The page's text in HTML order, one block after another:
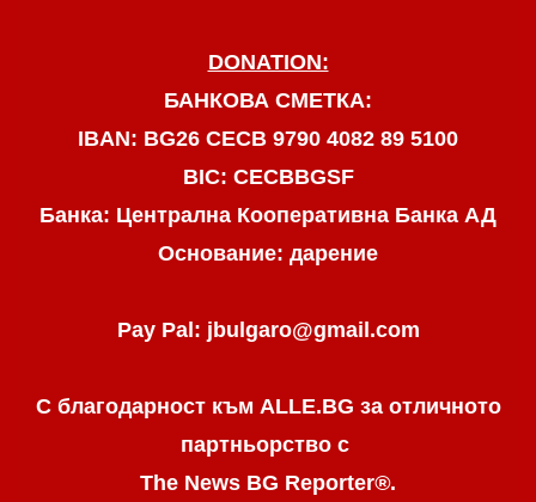
DONATION:
БАНКОВА СМЕТКА:
IBAN: BG26 CECB 9790 4082 89 5100
BIC: CECBBGSF
Банка: Централна Кооперативна Банка АД
Основание: дарение
Pay Pal: jbulgaro@gmail.com
С благодарност към ALLE.BG за отличното
партньорство с
The News BG Reporter®.